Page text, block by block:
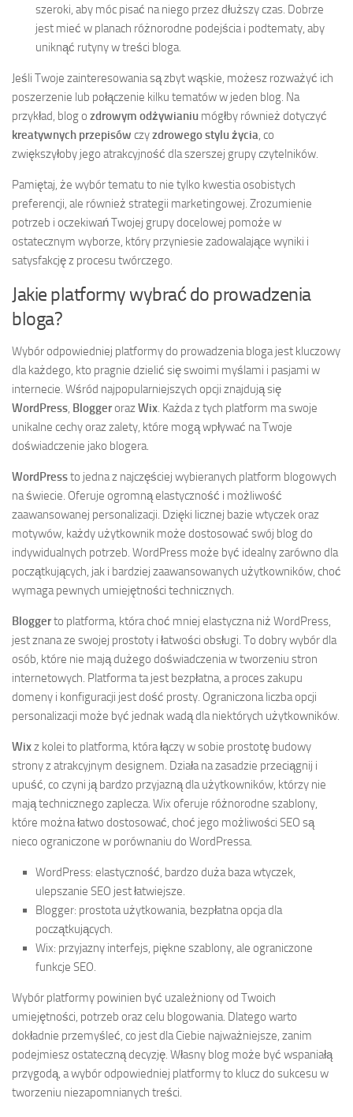
szeroki, aby móc pisać na niego przez dłuższy czas. Dobrze
jest mieć w planach różnorodne podejścia i podtematy, aby
uniknąć rutyny w treści bloga.
Jeśli Twoje zainteresowania są zbyt wąskie, możesz rozważyć ich
poszerzenie lub połączenie kilku tematów w jeden blog. Na
przykład, blog o zdrowym odżywianiu mógłby również dotyczyć
kreatywnych przepisów czyzdrowego stylu życia, co
zwiększyłoby jego atrakcyjność dla szerszej grupy czytelników.
Pamiętaj, że wybór tematu to nie tylko kwestia osobistych
preferencji, ale również strategii marketingowej. Zrozumienie
potrzeb i oczekiwań Twojej grupy docelowej pomoże w
ostatecznym wyborze, który przyniesie zadowalające wyniki i
satysfakcję z procesu twórczego.
Jakie platformy wybrać do prowadzenia
bloga?
Wybór odpowiedniej platformy do prowadzenia bloga jest kluczowy
dla każdego, kto pragnie dzielić się swoimi myślami i pasjami w
internecie. Wśród najpopularniejszych opcji znajdują się
WordPress, BloggerorazWix. Każda z tych platform ma swoje
unikalne cechy oraz zalety, które mogą wpływać na Twoje
doświadczenie jako blogera.
WordPressto jedna z najczęściej wybieranych platform blogowych
na świecie. Oferuje ogromną elastyczność i możliwość
zaawansowanej personalizacji. Dzięki licznej bazie wtyczek oraz
motywów, każdy użytkownik może dostosować swój blog do
indywidualnych potrzeb. WordPress może być idealny zarówno dla
początkujących, jak i bardziej zaawansowanych użytkowników, choć
wymaga pewnych umiejętności technicznych.
Bloggerto platforma, która choć mniej elastyczna niż WordPress,
jest znana ze swojej prostoty i łatwości obsługi. To dobry wybór dla
osób, które nie mają dużego doświadczenia w tworzeniu stron
internetowych. Platforma ta jest bezpłatna, a proces zakupu
domeny i konfiguracji jest dość prosty. Ograniczona liczba opcji
personalizacji może być jednak wadą dla niektórych użytkowników.
Wixz kolei to platforma, która łączy w sobie prostotę budowy
strony z atrakcyjnym designem. Działa na zasadzie przeciągnij i
upuść, co czyni ją bardzo przyjazną dla użytkowników, którzy nie
mają technicznego zaplecza. Wix oferuje różnorodne szablony,
które można łatwo dostosować, choć jego możliwości SEO są
nieco ograniczone w porównaniu do WordPressa.
WordPress: elastyczność, bardzo duża baza wtyczek,
ulepszanie SEO jest łatwiejsze.
Blogger: prostota użytkowania, bezpłatna opcja dla
początkujących.
Wix: przyjazny interfejs, piękne szablony, ale ograniczone
funkcje SEO.
Wybór platformy powinien być uzależniony od Twoich
umiejętności, potrzeb oraz celu blogowania. Dlatego warto
dokładnie przemyśleć, co jest dla Ciebie najważniejsze, zanim
podejmiesz ostateczną decyzję. Własny blog może być wspaniałą
przygodą, a wybór odpowiedniej platformy to klucz do sukcesu w
tworzeniu niezapomnianych treści.